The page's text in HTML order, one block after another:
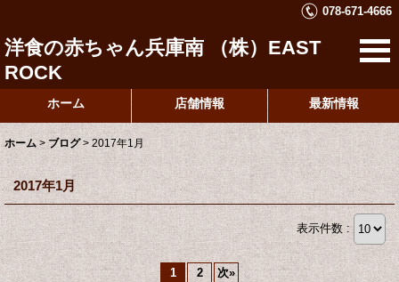
078-671-4666
洋食の赤ちゃん兵庫南 （株）EAST
ROCK
ホーム 店舗情報 最新情報
ホーム > ブログ > 2017年1月
2017年1月
表示件数 :
1 2 次»